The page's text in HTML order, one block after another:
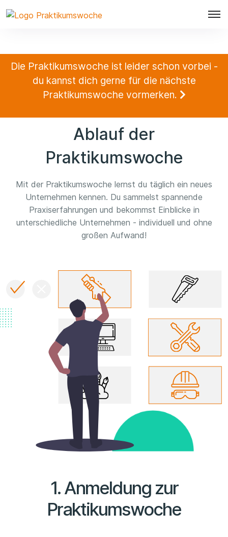
Die Praktikumswoche ist leider schon vorbei -
du kannst dich gerne für die nächste
Praktikumswoche vormerken.
Ablauf der
Praktikumswoche
Mit der Praktikumswoche lernst du täglich ein neues
Unternehmen kennen. Du sammelst spannende
Praxiserfahrungen und bekommst Einblicke in
unterschiedliche Unternehmen - individuell und ohne
großen Aufwand!
1. Anmeldung zur
Praktikumswoche